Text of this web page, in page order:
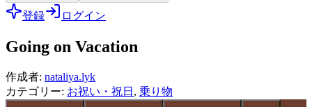
登録 ログイン
Going on Vacation
作成者: nataliya.lyk
カテゴリー: お祝い・祝日 , 乗り物